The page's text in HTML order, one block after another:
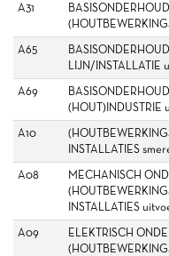
A31
BASISONDERHOUD
A65
LIJN/INSTALLATIE
A69
(HOUT)INDUSTRIE
A10
INSTALLATIES
A08
MECHANISCH
INSTALLATIES
A09
ELEKTRISCH